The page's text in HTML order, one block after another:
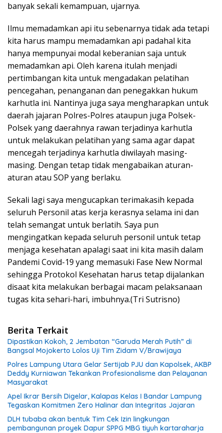
banyak sekali kemampuan, ujarnya.
Ilmu memadamkan api itu sebenarnya tidak ada tetapi
kita harus mampu memadamkan api padahal kita
hanya mempunyai modal keberanian saja untuk
memadamkan api. Oleh karena itulah menjadi
pertimbangan kita untuk mengadakan pelatihan
pencegahan, penanganan dan penegakkan hukum
karhutla ini. Nantinya juga saya mengharapkan untuk
daerah jajaran Polres-Polres ataupun juga Polsek-
Polsek yang daerahnya rawan terjadinya karhutla
untuk melakukan pelatihan yang sama agar dapat
mencegah terjadinya karhutla diwilayah masing-
masing. Dengan tetap tidak mengabaikan aturan-
aturan atau SOP yang berlaku.
Sekali lagi saya mengucapkan terimakasih kepada
seluruh Personil atas kerja kerasnya selama ini dan
telah semangat untuk berlatih. Saya pun
mengingatkan kepada seluruh personil untuk tetap
menjaga kesehatan apalagi saat ini kita masih dalam
Pandemi Covid-19 yang memasuki Fase New Normal
sehingga Protokol Kesehatan harus tetap dijalankan
disaat kita melakukan berbagai macam pelaksanaan
tugas kita sehari-hari, imbuhnya.(Tri Sutrisno)
Berita Terkait
Dipastikan Kokoh, 2 Jembatan “Garuda Merah Putih” di
Bangsal Mojokerto Lolos Uji Tim Zidam V/Brawijaya
Polres Lampung Utara Gelar Sertijab PJU dan Kapolsek, AKBP
Deddy Kurniawan Tekankan Profesionalisme dan Pelayanan
Masyarakat
Apel Ikrar Bersih Digelar, Kalapas Kelas I Bandar Lampung
Tegaskan Komitmen Zero Halinar dan Integritas Jajaran
DLH tubaba akan bentuk Tim Cek Izin lingkungan
pembangunan proyek Dapur SPPG MBG tiyuh kartaraharja